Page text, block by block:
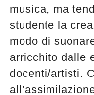
musica, ma
studente la
modo di
arricchito dalle
docenti/artisti.